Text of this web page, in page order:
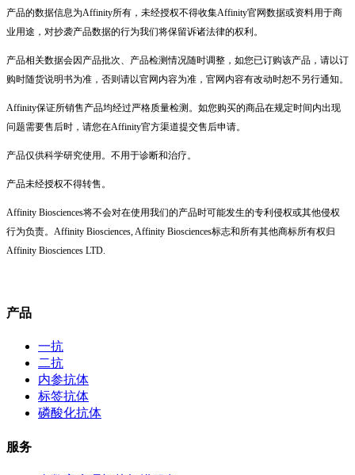
产品的数据信息为Affinity所有，未经授权不得收集Affinity官网数据或资料用于商
业用途，对抄袭产品数据的行为我们将保留诉诸法律的权利。
产品相关数据会因产品批次、产品检测情况随时调整，如您已订购该产品，请以订
购时随货说明书为准，否则请以官网内容为准，官网内容有改动时恕不另行通知。
Affinity保证所销售产品均经过严格质量检测。如您购买的商品在规定时间内出现
问题需要售后时，请您在Affinity官方渠道提交售后申请。
产品仅供科学研究使用。不用于诊断和治疗。
产品未经授权不得转售。
Affinity Biosciences将不会对在使用我们的产品时可能发生的专利侵权或其他侵权
行为负责。Affinity Biosciences, Affinity Biosciences标志和所有其他商标所有权归
Affinity Biosciences LTD.
产品
一抗
二抗
内参抗体
标签抗体
磷酸化抗体
服务